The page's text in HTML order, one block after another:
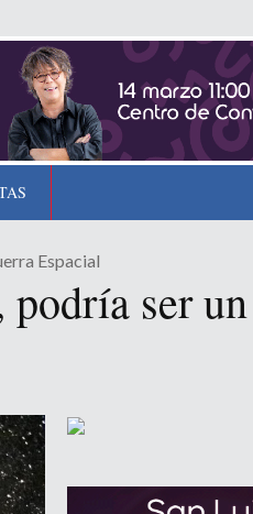
Espacial
ser